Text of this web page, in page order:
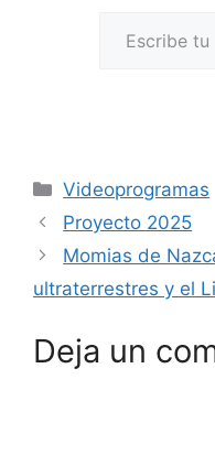
Categorías
Videoprogramas
Proyecto 2025
Momias de
ultraterrestres y el
Deja un